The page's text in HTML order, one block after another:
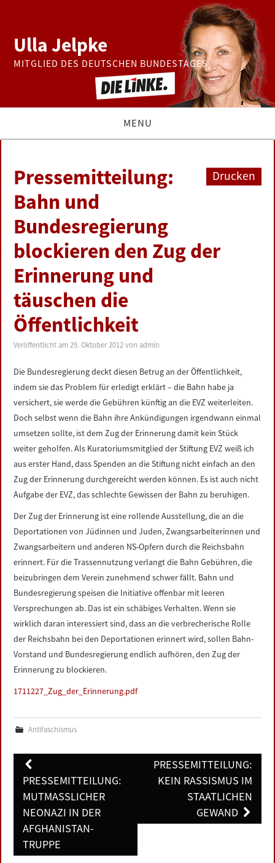
Ulla Jelpke
MITGLIED DES DEUTSCHEN BUNDESTAGES
MENU
BUNDESTAG
PRESSE
ZUR PERSON
LINKS
DATENSCHUTZERKLÄRUNG
Drucken
Pressemitteilung:
Bahn und
Bundesregierung
blockieren den Zug der
Erinnerung und
täuschen die
Öffentlichkeit
Veröffentlicht am29. Oktober 2012 vonadmin
Die Bundesregierung deckt diesen Betrug an der Öffentlichkeit,
indem sie das Problem für erledigt erklärt – die Bahn habe ja
versichert, sie werde die Gebühren künftig an die EVZ weiterleiten.
Doch selbst wenn die Bahn ihre Ankündigungen irgendwann einmal
umsetzen sollte, ist dem Zug der Erinnerung damit kein Stück
weiter geholfen. Als Kuratoriumsmitglied der Stiftung EVZ weiß ich
aus erster Hand, dass Spenden an die Stiftung nicht einfach an den
Zug der Erinnerung durchgereicht werden können. Es ist auch nicht
Aufgabe der EVZ, das schlechte Gewissen der Bahn zu beruhigen.
Der Zug der Erinnerung ist eine rollende Ausstellung, die an die
Deportationen von Jüdinnen und Juden, Zwangsarbeiterinnen und
Zwangsarbeitern und anderen NS-Opfern durch die Reichsbahn
erinnert. Für die Trassennutzung verlangt die Bahn Gebühren, die
beizubringen dem Verein zunehmend schwer fällt. Bahn und
Bundesregierung speisen die Initiative offenbar mit leeren
Versprechungen ab. Das ist ein schäbiges Verhalten. Wenn sie
wirklich daran interessiert sind, dass an die verbrecherische Rolle
der Reichsbahn bei den Deportationen erinnert wird, sollen Bahn-
Vorstand und Bundesregierung endlich aufhören, den Zug der
Erinnerung zu blockieren.
1711227_Zug_der_Erinnerung.pdf
Antifaschismus
Post
navigation
PRESSEMITTEILUNG:
MUTMASSLICHER N
EONAZI IN DER A
FGHANISTAN-T
RUPPE
PRESSEMITTEILUNG:
KEIN RASSISMUS IM
STAATLICHEN
GEWAND